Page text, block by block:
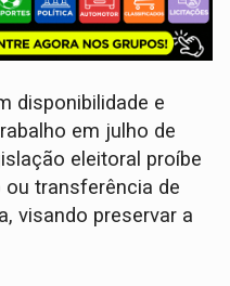
disponibilidade e
em julho de
eleitoral proíbe
transferência de
visando preservar a